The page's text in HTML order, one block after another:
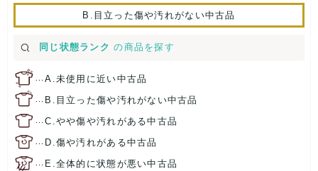
B.目立った傷や汚れがない中古品
同じ状態ランク の商品を探す
…A.未使用に近い中古品
… B.目立った傷や汚れがない中古品
…C.やや傷や汚れがある中古品
… D.傷や汚れがある中古品
… E.全体的に状態が悪い中古品